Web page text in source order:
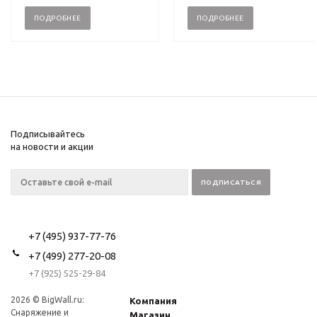
ПОДРОБНЕЕ ПОДРОБНЕЕ
Подписывайтесь
на новости и акции
+7 (495) 937-77-76
+7 (499) 277-20-08
+7 (925) 525-29-84
2026 © BigWall.ru:
Снаряжение и
Компания
Магазин